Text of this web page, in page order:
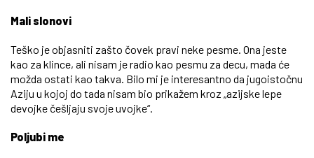
Mali slonovi
Teško je objasniti zašto čovek pravi neke pesme. Ona jeste
kao za klince, ali nisam je radio kao pesmu za decu, mada će
možda ostati kao takva. Bilo mi je interesantno da jugoistočnu
Aziju u kojoj do tada nisam bio prikažem kroz „azijske lepe
devojke češljaju svoje uvojke“.
Poljubi me